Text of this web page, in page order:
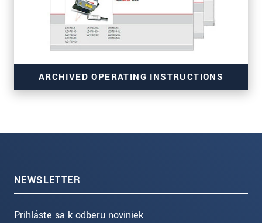
ARCHIVED OPERATING INSTRUCTIONS
NEWSLETTER
Prihláste sa k odberu noviniek